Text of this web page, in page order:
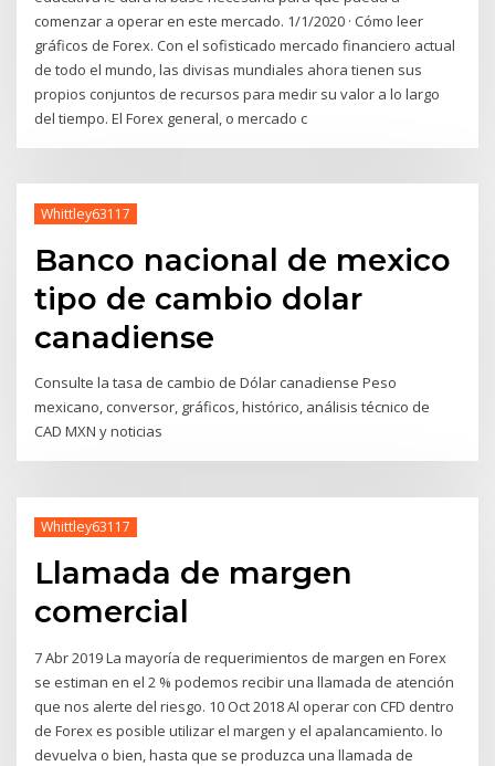
comenzar a operar en este mercado. 1/1/2020 · Cómo leer
gráficos de Forex. Con el sofisticado mercado financiero actual
de todo el mundo, las divisas mundiales ahora tienen sus
propios conjuntos de recursos para medir su valor a lo largo
del tiempo. El Forex general, o mercado c
Whittley63117
Banco nacional de mexico
tipo de cambio dolar
canadiense
Consulte la tasa de cambio de Dólar canadiense Peso
mexicano, conversor, gráficos, histórico, análisis técnico de
CAD MXN y noticias
Whittley63117
Llamada de margen
comercial
7 Abr 2019 La mayoría de requerimientos de margen en Forex
se estiman en el 2 % podemos recibir una llamada de atención
que nos alerte del riesgo. 10 Oct 2018 Al operar con CFD dentro
de Forex es posible utilizar el margen y el apalancamiento. lo
devuelva o bien, hasta que se produzca una llamada de